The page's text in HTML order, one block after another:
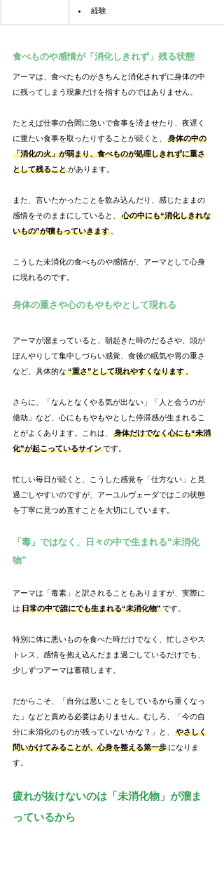
経験
食べものや感情が「消化しきれず」残る状態
アーマは、食べたものがきちんと消化されずに身体の中
に残ってしまう現象だけを指すものではありません。
たとえば仕事の合間に急いで食事を済ませたり、夜遅く
に重たい食事を取ったりすることが続くと、
身体の中の
「消化の火」が弱まり、食べものが処理しきれずに重さ
として残ることがあります。
また、言いたかったことを飲み込んだり、感じたままの
感情をそのままにしていると、
心の中にも“消化しきれな
いもの”が積もっていきます 。
こうした未消化の食べものや感情が、アーマとして心身
に現れるのです。
身体の重さや心のもやもやとして現れる
アーマが溜まっていると、朝起きた時のだるさや、頭が
ぼんやりして集中しづらい感覚、食後の眠気や胃の重さ
など、具体的な “重さ”として現れやすくなります 。
さらに、「なんとなくやる気が出ない」「人と会うのが
億劫」など、心にももやもやとした停滞感が生まれるこ
とがよくあります。これは、
身体だけでなく心にも“未消
化”が起こっているサインです。
忙しい毎日が続くと、こうした感覚を「仕方ない」と見
過ごしやすいのですが、アーユルヴェーダではこの状態
を丁寧に見つめ直すことを大切にしています。
「毒」ではなく、日々の中で生まれる“未消化
物”
アーマは「毒素」と訳されることもありますが、実際に
は 日常の中で誰にでも生まれる“未消化物”です。
特別に体に悪いものを食べた時だけでなく、忙しさやス
トレス、感情を抱え込んだまま過ごしているだけでも、
少しずつアーマは蓄積します。
だからこそ、「自分は悪いことをしているから重くなっ
た」などと責める必要はありません。むしろ、「今の自
分に未消化のものが残っていないかな？」と、
やさしく
問いかけてみることが、心身を整える第一歩 になりま
す。
疲れが抜けないのは「未消化物」が溜ま
っているから